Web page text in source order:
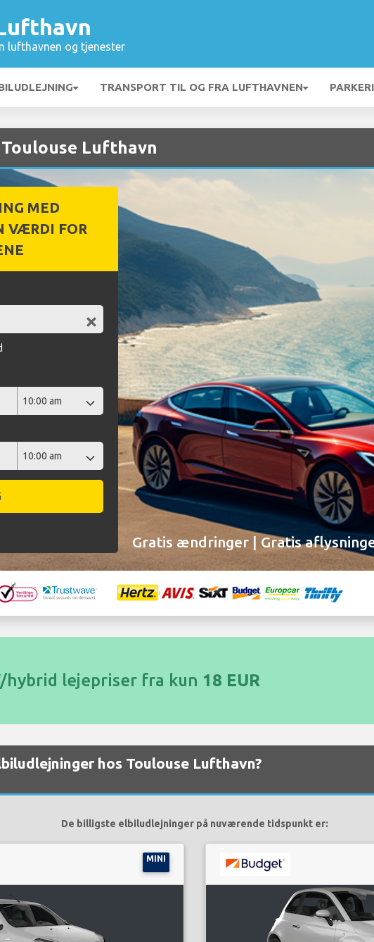
lufthavnen og tjenester
TRANSPORT TIL OG FRA LUFTHAVNEN
Lufthavn
MED
VÆRDI FOR
Gratis ændringer | Gratis
hybrid lejepriser fra kun 18 EUR
hos Toulouse Lufthavn?
De billigste elbiludlejninger på nuværende tidspunkt er:
MINI